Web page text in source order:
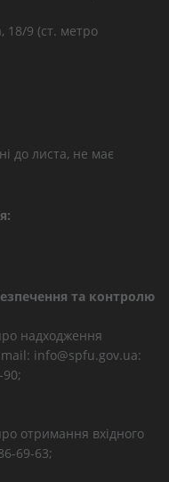
18/9 (ст. метро
до листа, не має
та контролю
надходження
info@spfu.gov.ua:
90;
отримання вхідного
69-63;